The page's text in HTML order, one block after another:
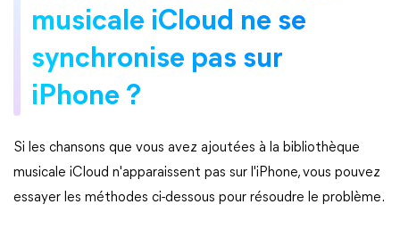
musicale iCloud ne se
synchronise pas sur
iPhone ?
Si les chansons que vous avez ajoutées à la bibliothèque
musicale iCloud n'apparaissent pas sur l'iPhone, vous pouvez
essayer les méthodes ci-dessous pour résoudre le problème.